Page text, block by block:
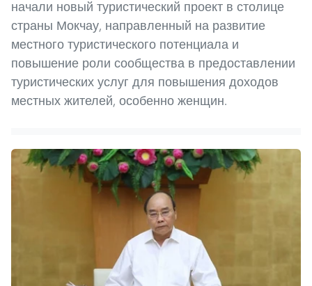
начали новый туристический проект в столице
страны Мокчау, направленный на развитие
местного туристического потенциала и
повышение роли сообщества в предоставлении
туристических услуг для повышения доходов
местных жителей, особенно женщин.